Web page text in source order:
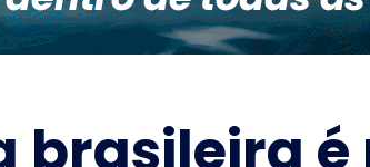
brasileira